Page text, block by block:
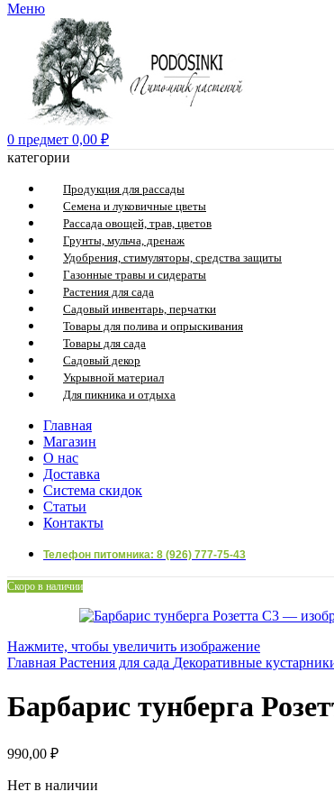
Меню
0 предмет 0,00 ₽
категории
Продукция для рассады
Семена и луковичные цветы
Рассада овощей, трав, цветов
Грунты, мульча, дренаж
Удобрения, стимуляторы, средства защиты
Газонные травы и сидераты
Растения для сада
Садовый инвентарь, перчатки
Товары для полива и опрыскивания
Товары для сада
Садовый декор
Укрывной материал
Для пикника и отдыха
Главная
Магазин
О нас
Доставка
Система скидок
Статьи
Контакты
Телефон питомника: 8 (926) 777-75-43
Скоро в наличии
Нажмите, чтобы увеличить изображение
Главная Растения для сада Декоративные
Барбарис тунберга
990,00 ₽
Нет в наличии